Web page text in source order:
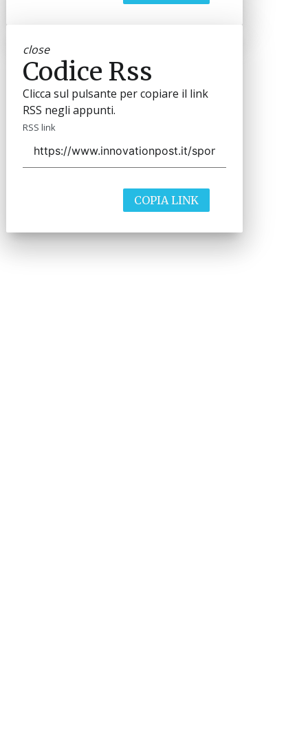
close
Codice Rss
Clicca sul pulsante per copiare il link
RSS negli appunti.
RSS link
COPIA LINK